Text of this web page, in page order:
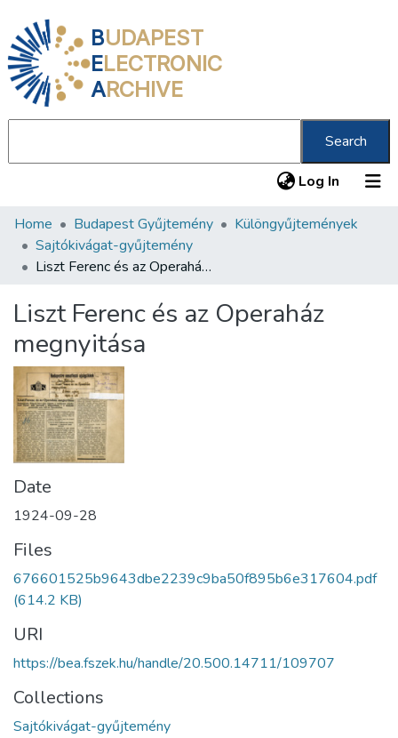
BUDAPEST
ELECTRONIC
ARCHIVE
Search
Log In (current)
Communities & Collections
All of DSpace
Home Budapest Gyűjtemény
Különgyűjtemények
Sajtókivágat-gyűjtemény
Liszt Ferenc és az Operaház megnyitása
Liszt Ferenc és az Operaház
megnyitása
Date
1924-09-28
Files
676601525b9643dbe2239c9ba50f895b6e317604.pdf
(614.2 KB)
URI
https://bea.fszek.hu/handle/20.500.14711/109707
Collections
Sajtókivágat-gyűjtemény